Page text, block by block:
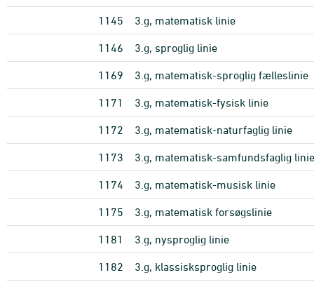
1145 3.g, matematisk linie
1146 3.g, sproglig linie
1169 3.g, matematisk-sproglig fælleslinie
1171 3.g, matematisk-fysisk linie
1172 3.g, matematisk-naturfaglig linie
1173 3.g, matematisk-samfundsfaglig linie
1174 3.g, matematisk-musisk linie
1175 3.g, matematisk forsøgslinie
1181 3.g, nysproglig linie
1182 3.g, klassisksproglig linie